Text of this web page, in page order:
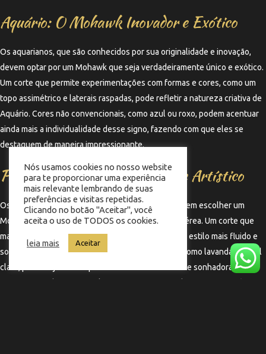
Aquário: O Mohawk Inovador e Exótico
Os aquarianos, que são conhecidos por sua originalidade e inovação,
devem optar por um Mohawk que seja verdadeiramente único e exótico.
Um corte que permite experimentações com formas e cores, como um
topo assimétrico e laterais raspadas, pode refletir a natureza criativa de
Aquário. Cores não convencionais, como azul ou roxo, podem acentuar
ainda mais a individualidade desse signo, fazendo com que eles se
destaquem de maneira impressionante.
Peixes: O Mohawk Sonhador e Artístico
Os piscianos, que são sensíveis e sonhadores, podem escolher um
Mohawk que transmita uma sensação artística e etérea. Um corte que
mantém a parte superior mais longa, permitindo um estilo mais fluido e
solto, pode ser ideal. Tons suaves e aquarelados, como lavanda ou azul
claro, podem ajudar a expressar a natureza criativa e sonhadora de
Nós usamos cookies no nosso website
para te proporcionar uma experiência
mais relevante lembrando de suas
preferências e visitas repetidas.
Clicando no botão "Aceitar", você
aceita o uso de TODOS os cookies.
leia mais Aceitar